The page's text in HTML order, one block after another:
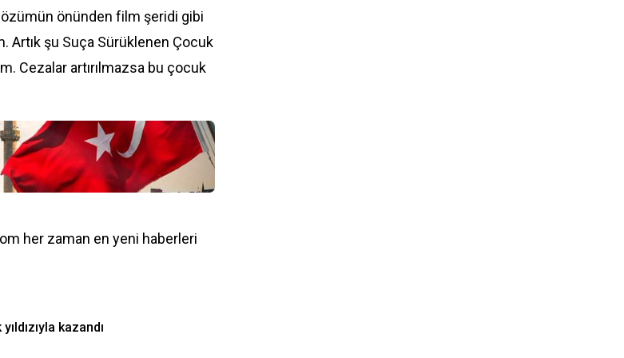
önünden film şeridi gibi
Artık şu Suça Sürüklenen Çocuk
Cezalar artırılmazsa bu çocuk
her zaman en yeni haberleri
kazandı